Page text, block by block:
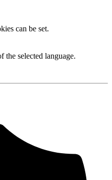
can be set.
the selected language.